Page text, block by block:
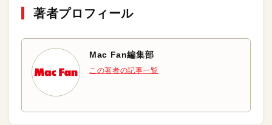
著者プロフィール
Mac Fan編集部
この著者の記事一覧